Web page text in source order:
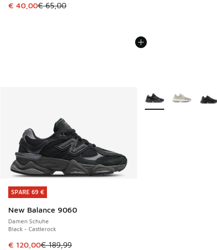
Dieser Artikel ist im Sale. Der Preis ist von € 65,00 auf €
€ 40,00€ 65,00
SPARE 69 €
New Balance 9060
Damen Schuhe
Black - Castlerock
Dieser Artikel ist im Sale. Der Preis ist von € 189,99 auf €
€ 120,00€ 189,99
SPARE 69 €
Weitere Farben